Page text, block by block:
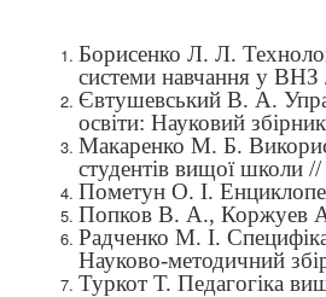
Борисенко Л. Л.
системи навчання у ВНЗ
Євтушевський В. А.
освіти: Науковий
Макаренко М. Б.
студентів вищої школи
Пометун О. І.
Попков В. А., Коржуев
Радченко М. І. Специфіка
Науково-методичний
Туркот Т. Педагогіка